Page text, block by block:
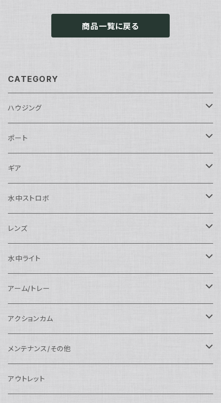
商品一覧に戻る
CATEGORY
ハウジング
Nikon用
Nauticam
SEA&SEA
Canon用
Nauticam
SEA&SEA
Sony用
Nautciam
SEA&SEA
OM SYSTEM用
Nauticam
Panasonic用
Nauticam
FUJIFILM用
Nauticam
Nauticam
Nikon用
Canon用
SEA&SEA
Sony用
AOI
ポート
Nauticam
N120ドームポート
N120マクロポート
N100フラットポート
N100エクステンションリング
N100マウントコンバーター
SEA&SEA
ドームポート
マクロポート
ポートアクセサリー
AOI
ドームポート
フラットポート
FIX
アクセサリー
Athena
ドームポート
ギア
AOI
OM SYSTEM用
Nauticam
SEA&SEA
水中ストロボ
SEA&SEA
アクセサリー
AOI
アクセサリー
アクセサリー
weefine
アクセサリー
レンズ
マクロコンバージョンレンズ
Nauticam
AOI
ワイドコンバージョンレンズ
Nauticam
AOI
ワイドアングルコンバージョンポート
Nauticam
レンズオプション
AOI
水中ライト
大光量 3000ルーメン以上
リングライト
FIX
オプション
weefine
アーム/トレー
アーム
SEA&SEA
Nauticam
フロートアーム
Nauticam
クランプ
アクションカム
レンズ
AOI
グリップ/トレー/アーム
メンテナンス/その他
SEA&SEA
アウトレット